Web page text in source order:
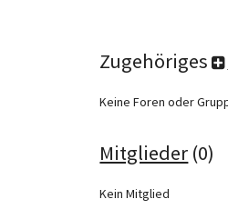
Zugehöriges
Keine Foren oder
Mitglieder (0)
Kein Mitglied